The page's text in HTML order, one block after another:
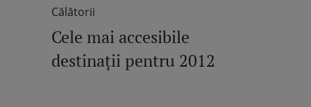
Călătorii
Cele mai accesibile
destinaţii pentru 2012